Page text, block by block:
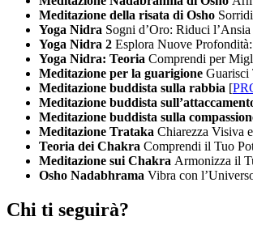
Meditazione della risata di Osho
Yoga Nidra Sogni d’Oro: Riduci
Yoga Nidra 2 Esplora Nuove
Yoga Nidra: Teoria Comprendi per
Meditazione per la guarigione Guarisci
Meditazione buddista sulla rabbia [
Meditazione buddista
Meditazione buddista sulla
Meditazione Trataka Chiarezza Visiva
Teoria dei Chakra Comprendi il Tuo
Meditazione sui Chakra Armonizza il
Osho Nadabhrama Vibra con
Chi ti seguirà?